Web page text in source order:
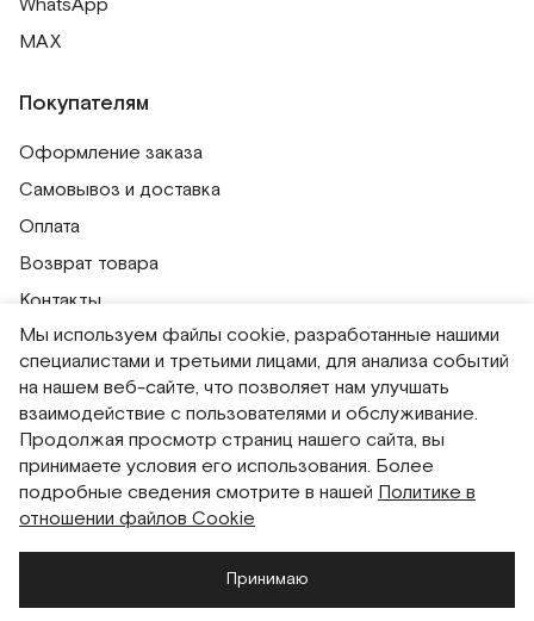
WhatsApp
MAX
Покупателям
Оформление заказа
Самовывоз и доставка
Оплата
Возврат товара
Контакты
Публичная оферта
Политика обработки персональных данных
Политика использования сессионных файлов
Согласие на получение рассылок
Согласие на обработку персональных данных
Система привилегий
Мы используем файлы cookie, разработанные нашими
специалистами и третьими лицами, для анализа событий
на нашем веб-сайте, что позволяет нам улучшать
взаимодействие с пользователями и обслуживание.
Продолжая просмотр страниц нашего сайта, вы
принимаете условия его использования. Более
подробные сведения смотрите в нашей Политике в
отношении файлов Cookie
Принимаю